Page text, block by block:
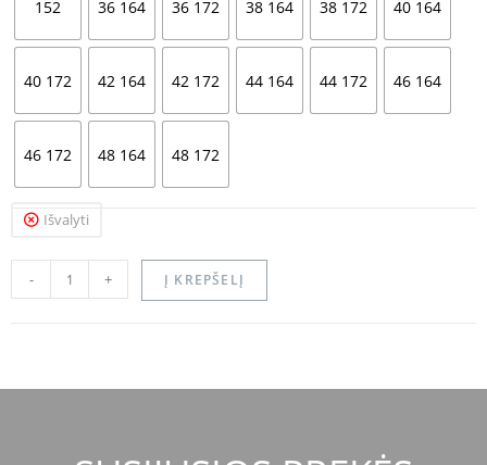
152 36 164 36 172 38 164 38 172 40 164
40 172 42 164 42 172 44 164 44 172 46 164
46 172 48 164 48 172
Išvalyti
- + Į KREPŠELĮ